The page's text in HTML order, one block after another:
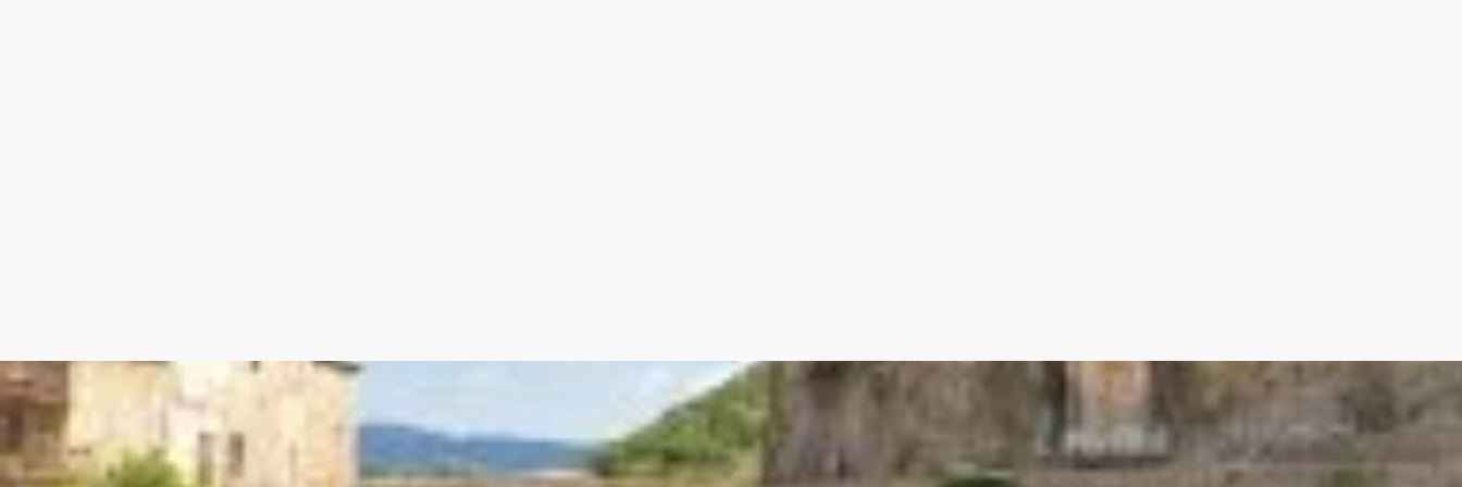
- Villa récente et entièrement rénovée
- Surface généreuse et bien agencée
- Dépendance / appartement indépendant
-Extérieurs et prestations de qualité